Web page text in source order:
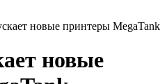
новые принтеры MegaTank
новые